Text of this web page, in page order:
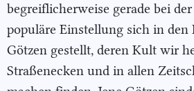
begreiflicherweise gerade bei der
populäre Einstellung sich in den
Götzen gestellt, deren Kult wir
Straßenecken und in allen